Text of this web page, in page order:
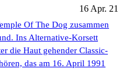
16 Apr. 21
Of The Dog zusammen
Ins Alternative-Korsett
die Haut gehender Classic-
das am 16. April 1991